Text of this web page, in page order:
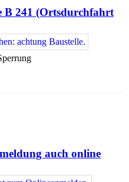
B 241 (Ortsdurchfahrt
auch online